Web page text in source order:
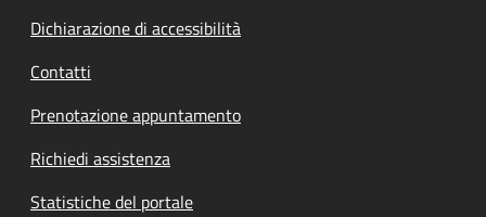
Dichiarazione di accessibilità
Contatti
Prenotazione appuntamento
Richiedi assistenza
Statistiche del portale